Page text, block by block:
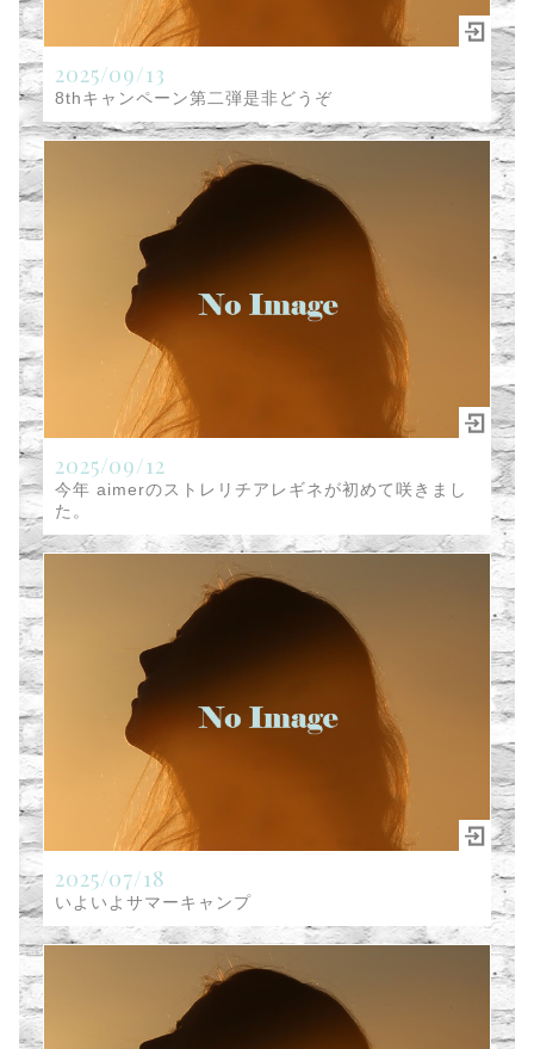
2025/09/13
8thキャンペーン第二弾是非どうぞ
2025/09/12
今年 aimerのストレリチアレギネが初めて咲きまし
た。
2025/07/18
いよいよサマーキャンプ